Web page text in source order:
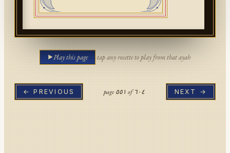
Play this page ·tap any rosette to play from that ayah
← PREVIOUS page٥٥١ of٦٠٤ NEXT →